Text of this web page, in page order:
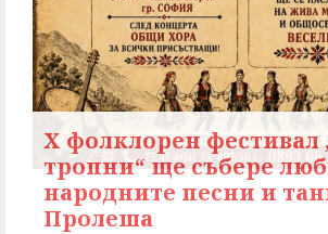
X фолклорен фестивал
тропни“ ще събере
народните песни и
Пролеша